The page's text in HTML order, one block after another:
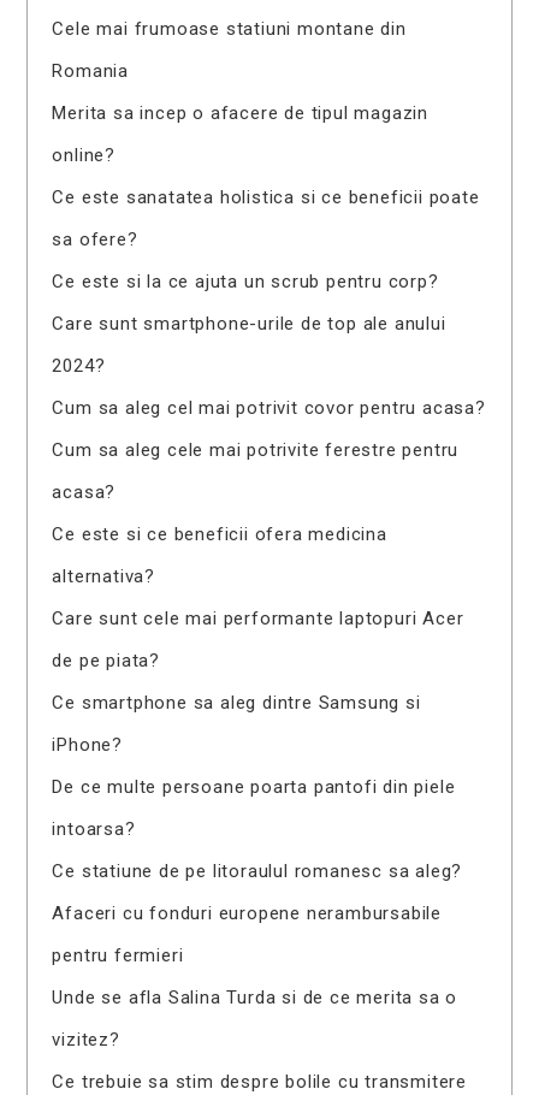
Cele mai frumoase statiuni montane din
Romania
Merita sa incep o afacere de tipul magazin
online?
Ce este sanatatea holistica si ce beneficii poate
sa ofere?
Ce este si la ce ajuta un scrub pentru corp?
Care sunt smartphone-urile de top ale anului
2024?
Cum sa aleg cel mai potrivit covor pentru acasa?
Cum sa aleg cele mai potrivite ferestre pentru
acasa?
Ce este si ce beneficii ofera medicina
alternativa?
Care sunt cele mai performante laptopuri Acer
de pe piata?
Ce smartphone sa aleg dintre Samsung si
iPhone?
De ce multe persoane poarta pantofi din piele
intoarsa?
Ce statiune de pe litoraulul romanesc sa aleg?
Afaceri cu fonduri europene nerambursabile
pentru fermieri
Unde se afla Salina Turda si de ce merita sa o
vizitez?
Ce trebuie sa stim despre bolile cu transmitere